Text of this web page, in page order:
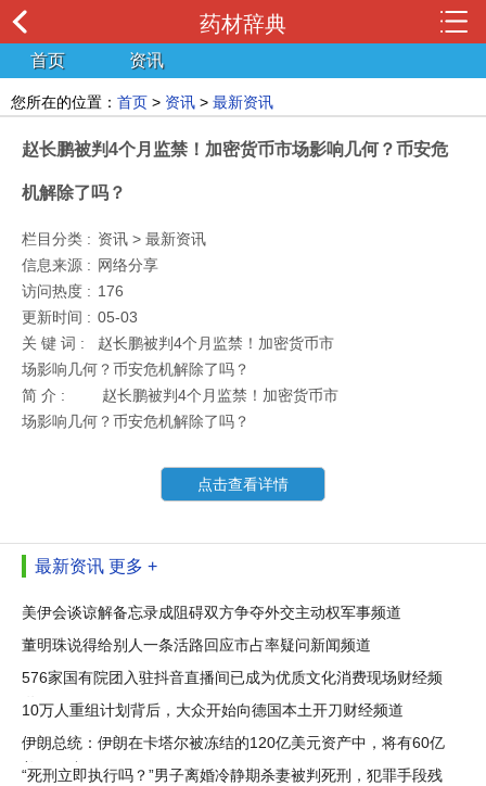
药材辞典
首页 资讯
您所在的位置： 首页 > 资讯 > 最新资讯
赵长鹏被判4个月监禁！加密货币市场影响几何？币安危
机解除了吗？
栏目分类 : 资讯 > 最新资讯
信息来源 : 网络分享
访问热度 : 176
更新时间 : 05-03
关 键 词 :
赵长鹏被判4个月监禁！加密货币市
场影响几何？币安危机解除了吗？
简 介 :
赵长鹏被判4个月监禁！加密货币市
场影响几何？币安危机解除了吗？
点击查看详情
最新资讯 更多 +
美伊会谈谅解备忘录成阻碍双方争夺外交主动权军事频道
董明珠说得给别人一条活路回应市占率疑问新闻频道
576家国有院团入驻抖音直播间已成为优质文化消费现场财经频
道
10万人重组计划背后，大众开始向德国本土开刀财经频道
伊朗总统：伊朗在卡塔尔被冻结的120亿美元资产中，将有60亿
美元解冻
“死刑立即执行吗？”男子离婚冷静期杀妻被判死刑，犯罪手段残